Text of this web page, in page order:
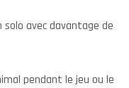
avec davantage de
pendant le jeu ou le